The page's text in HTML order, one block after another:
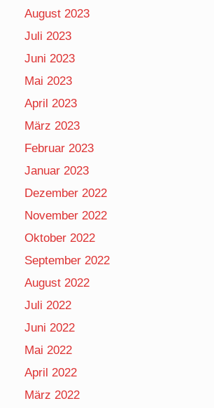
August 2023
Juli 2023
Juni 2023
Mai 2023
April 2023
März 2023
Februar 2023
Januar 2023
Dezember 2022
November 2022
Oktober 2022
September 2022
August 2022
Juli 2022
Juni 2022
Mai 2022
April 2022
März 2022